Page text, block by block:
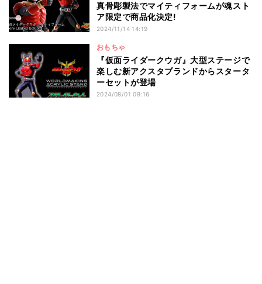
真骨彫製法でマイティフォームが魂スト
ア限定で商品化決定!
2024/11/14 14:19
おもちゃ
『仮面ライダークウガ』大型ステージで
楽しむ新アクスタブランドからスタータ
ーセットが登場
2024/08/01 09:16